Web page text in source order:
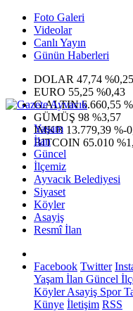
Foto Galeri
Videolar
Canlı Yayın
Günün Haberleri
DOLAR 47,74 %0,25
EURO 55,25 %0,43
G.ALTIN6.660,55
GÜMÜŞ 98 %3,57
IMKB 13.779,39 %-
BITCOIN 65.010
Yaşam
İlan
Güncel
İlçemiz
Ayvacık Belediyesi
Siyaset
Köyler
Asayiş
Resmî İlan
Facebook Twitter
Yaşam İlan Güncel
KöylerAsayiş Spor
Künye İletişim RSS